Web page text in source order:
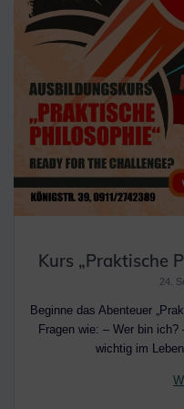
Kurs „Praktische
24.
Beginne das Abenteuer
Fragen wie: – Wer bin
wichtig im